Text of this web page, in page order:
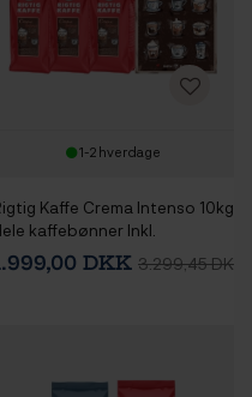
1-2 hverdage
Kaffe Crema Intenso 10kg
kaffebønner Inkl.
Rigtig Kaffe
DRINKS 50x70cm
DKK 3.299,45 DKK